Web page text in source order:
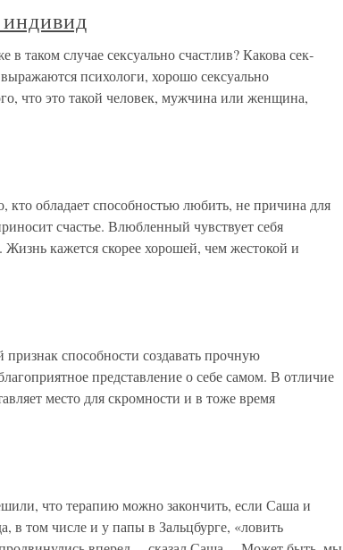
таком случае сексуально счастлив? Какова сек­
психо­логи, хорошо сексуально
что это такой человек, мужчина или жен­щина,
обладает способностью любить, не причина для
счастье. Влюбленный чувствует себя
кажется скорее хорошей, чем жестокой и
способности создавать проч­ную
представление о себе самом. В отличие
место для скромности и в тоже время
что терапию можно закончить, если Саша и
в том числе и у папы в Зальцбурге, «ловить